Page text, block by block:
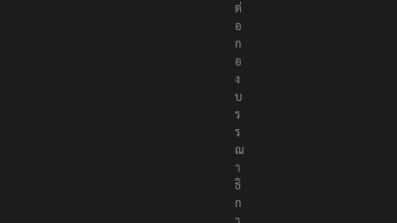
ด
ต่
อ
ก
อ
ง
บ
ร
ร
ณ
า
ธิ